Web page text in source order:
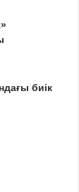
биік